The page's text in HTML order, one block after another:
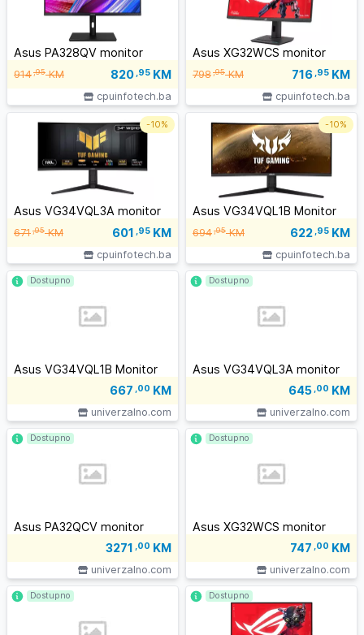
Asus PA328QV monitor
914,95KM 820 ,95 KM
cpuinfotech.ba
Asus XG32WCS monitor
798,95KM 716 ,95 KM
cpuinfotech.ba
Asus VG34VQL3A monitor
671,95KM 601 ,95 KM
cpuinfotech.ba
-10%
Asus VG34VQL1B Monitor
694,95KM 622 ,95 KM
cpuinfotech.ba
-10%
Asus VG34VQL1B Monitor
667 ,00 KM
univerzalno.com
Dostupno
Asus VG34VQL3A monitor
645 ,00 KM
univerzalno.com
Dostupno
Asus PA32QCV monitor
3271 ,00 KM
univerzalno.com
Dostupno
Asus XG32WCS monitor
747 ,00 KM
univerzalno.com
Dostupno
Dostupno Dostupno